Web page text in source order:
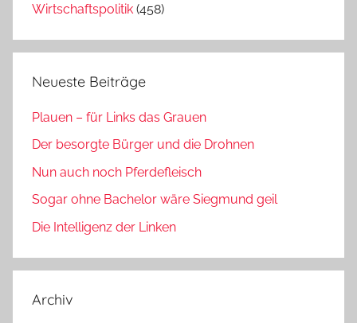
Wirtschaftspolitik (458)
Neueste Beiträge
Plauen – für Links das Grauen
Der besorgte Bürger und die Drohnen
Nun auch noch Pferdefleisch
Sogar ohne Bachelor wäre Siegmund geil
Die Intelligenz der Linken
Archiv